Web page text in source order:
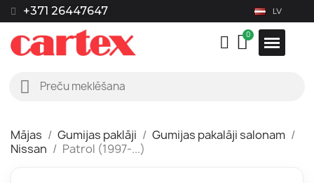
+371 26447647 LV
Mājas Gumijas paklāji
Gumijas pakalāji salonam
Nissan
Patrol (1997-...)